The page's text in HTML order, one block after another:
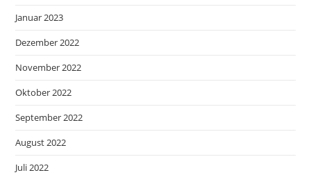
Januar 2023
Dezember 2022
November 2022
Oktober 2022
September 2022
August 2022
Juli 2022